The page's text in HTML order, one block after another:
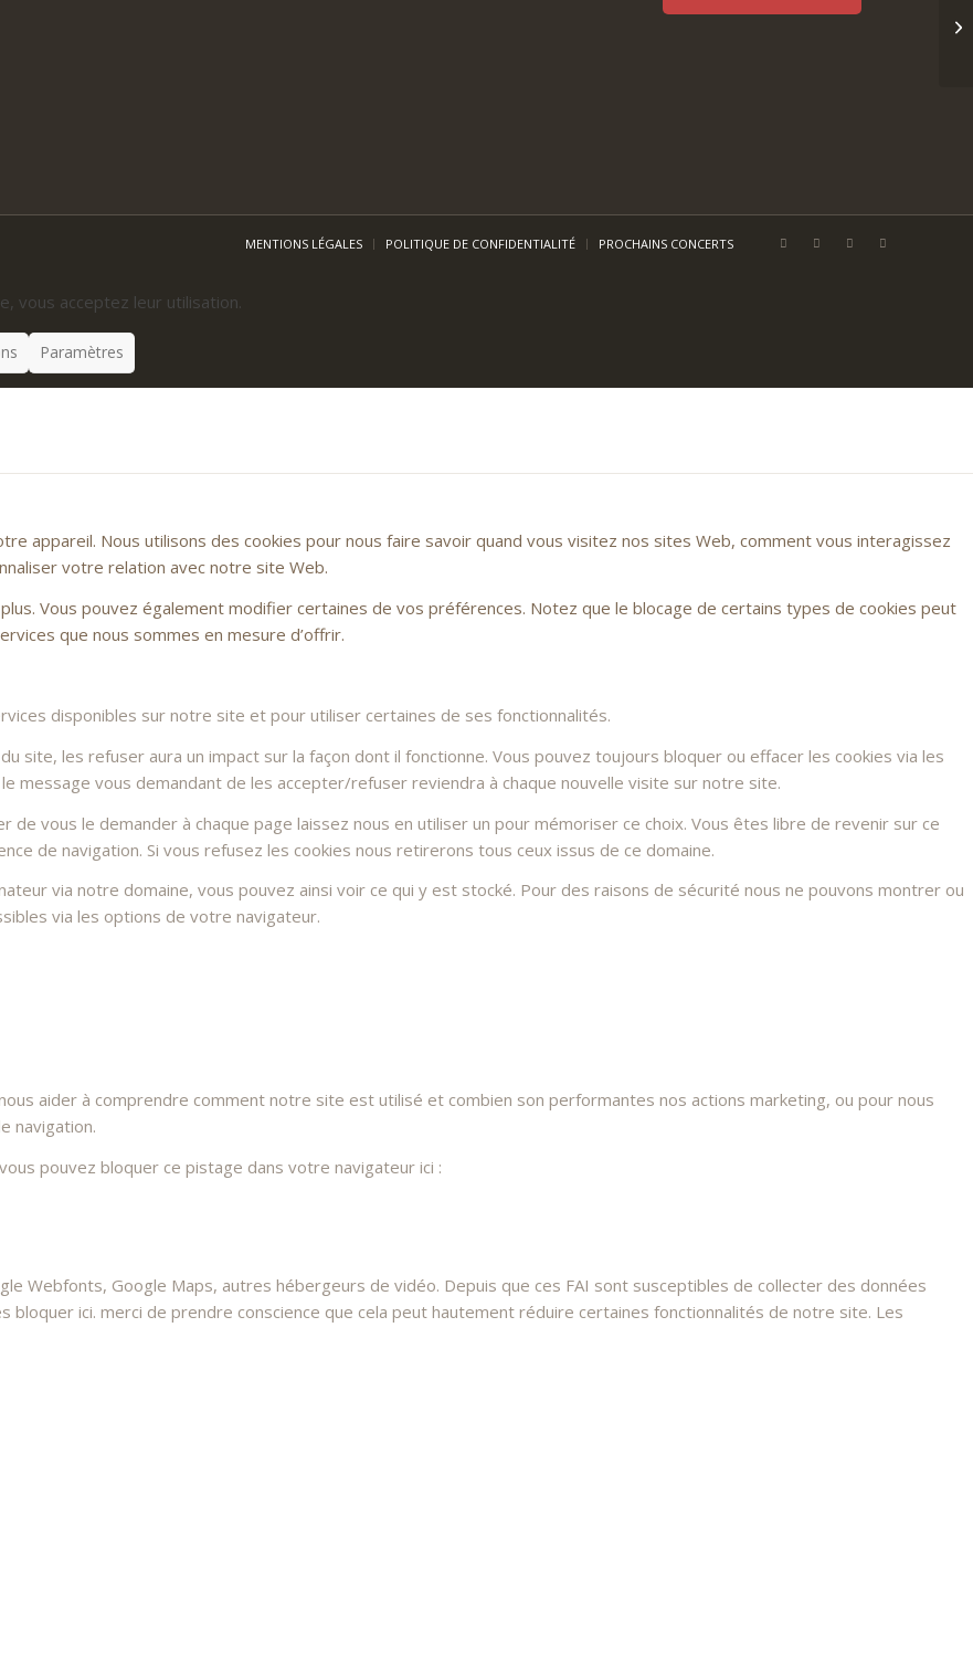
MENTIONS LÉGALES POLITIQUE DE CONFIDENTIALITÉ PROCHAINS CONCERTS
vous acceptez leur utilisation.
Paramètres
appareil. Nous utilisons des cookies pour nous faire savoir quand vous visitez nos sites Web, comment vous interagissez
votre relation avec notre site Web.
Vous pouvez également modifier certaines de vos préférences. Notez que le blocage de certains types de cookies peut
que nous sommes en mesure d’offrir.
disponibles sur notre site et pour utiliser certaines de ses fonctionnalités.
site, les refuser aura un impact sur la façon dont il fonctionne. Vous pouvez toujours bloquer ou effacer les cookies via les
message vous demandant de les accepter/refuser reviendra à chaque nouvelle visite sur notre site.
vous le demander à chaque page laissez nous en utiliser un pour mémoriser ce choix. Vous êtes libre de revenir sur ce
de navigation. Si vous refusez les cookies nous retirerons tous ceux issus de ce domaine.
via notre domaine, vous pouvez ainsi voir ce qui y est stocké. Pour des raisons de sécurité nous ne pouvons montrer ou
via les options de votre navigateur.
aider à comprendre comment notre site est utilisé et combien son performantes nos actions marketing, ou pour nous
navigation.
pouvez bloquer ce pistage dans votre navigateur ici :
Webfonts, Google Maps, autres hébergeurs de vidéo. Depuis que ces FAI sont susceptibles de collecter des données
ici. merci de prendre conscience que cela peut hautement réduire certaines fonctionnalités de notre site. Les